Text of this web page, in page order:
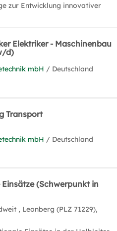
zur Entwicklung innovativer
Elektriker - Maschinenbau
d)
mbH / Deutschland
Transport
mbH / Deutschland
(Schwerpunkt in
, Leonberg (PLZ 71229),